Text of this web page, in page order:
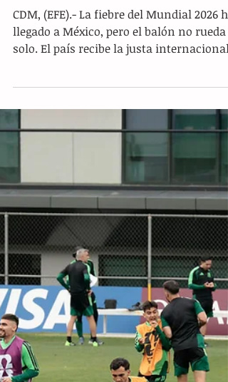
Sie7e claves para entender el
arranque del Mundial 2026 en
México
CDM, (EFE).- La fiebre del Mundial 2026 ha
llegado a México, pero el balón no rueda
solo. El país recibe la justa internacional
en medio de una ola de demandas
que buscan los reflectores globales. Desde
la herida abierta de las desapariciones y
descontento de las protestas
magisteriales, hasta reclamos vecinales
por el agua, la vivienda y el espacio
público, las calles mexicanas